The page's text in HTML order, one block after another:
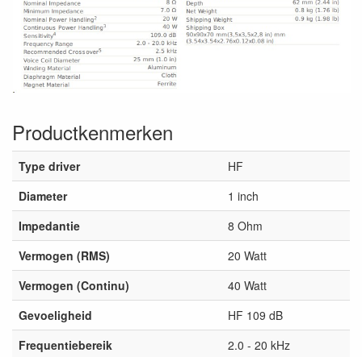
Productkenmerken
Type driver
HF
Diameter
1 inch
Impedantie
8 Ohm
Vermogen (RMS)
20 Watt
Vermogen (Continu)
40 Watt
Gevoeligheid
HF 109 dB
Frequentiebereik
2.0 - 20 kHz